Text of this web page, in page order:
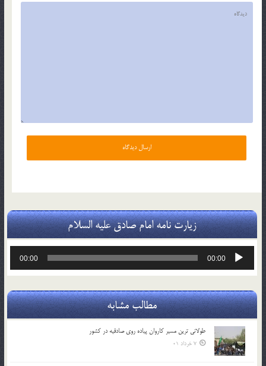
زیارت نامه امام صادق علیه السلام
پخش‌کننده
00:00
00:00
مطالب مشابه
طولانی ترین مسیر کاروان پیاده روی صادقیه در کشور
7 خرداد 01